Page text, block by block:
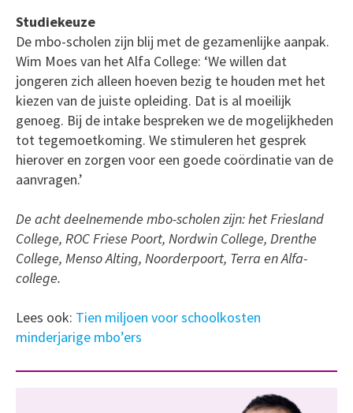
Studiekeuze
De mbo-scholen zijn blij met de gezamenlijke aanpak.
Wim Moes van het Alfa College: ‘We willen dat
jongeren zich alleen hoeven bezig te houden met het
kiezen van de juiste opleiding. Dat is al moeilijk
genoeg. Bij de intake bespreken we de mogelijkheden
tot tegemoetkoming. We stimuleren het gesprek
hierover en zorgen voor een goede coördinatie van de
aanvragen.’
De acht deelnemende mbo-scholen zijn: het Friesland
College, ROC Friese Poort, Nordwin College, Drenthe
College, Menso Alting, Noorderpoort, Terra en Alfa-
college.
Lees ook: Tien miljoen voor schoolkosten
minderjarige mbo’ers